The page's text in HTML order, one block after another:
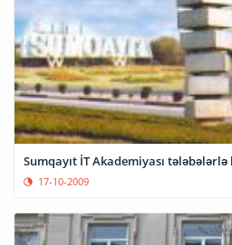
Sumqayıt İT Akademiyası
17-10-2009